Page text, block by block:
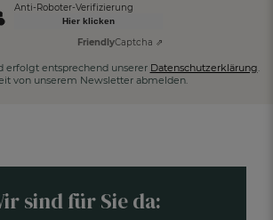
Anti-Roboter-Verifizierung
Hier klicken
FriendlyCaptcha ⇗
erfolgt entsprechend unserer Datenschutzerklärung.
von unserem Newsletter abmelden.
sind für Sie da: